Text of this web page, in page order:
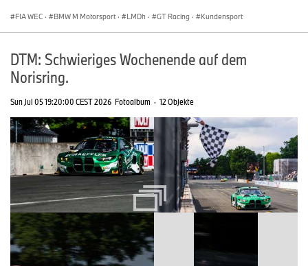
FIA WEC · BMW M Motorsport · LMDh · GT Racing · Kundensport
DTM: Schwieriges Wochenende auf dem
Norisring.
Sun Jul 05 19:20:00 CEST 2026 Fotoalbum · 12 Objekte